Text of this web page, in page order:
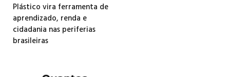
Plástico vira ferramenta de
aprendizado, renda e
cidadania nas periferias
brasileiras